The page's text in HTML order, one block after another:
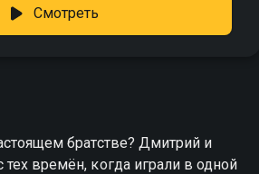
Смотреть
братстве? Дмитрий и
времён, когда играли в одной